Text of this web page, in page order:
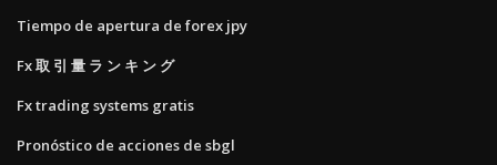
Tiempo de apertura de forex jpy
Fx 取 引 量 ラ ン キ ン グ
Fx trading systems gratis
Pronóstico de acciones de sbgl